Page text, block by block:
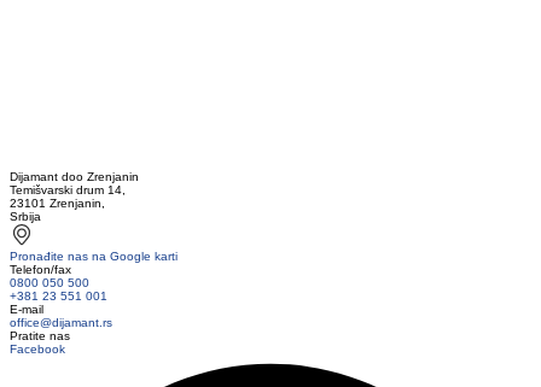
Dijamant doo Zrenjanin
Temišvarski drum 14,
23101 Zrenjanin,
Srbija
Pronađite nas na Google karti
Telefon/fax
0800 050 500
+381 23 551 001
E-mail
office@dijamant.rs
Pratite nas
Facebook